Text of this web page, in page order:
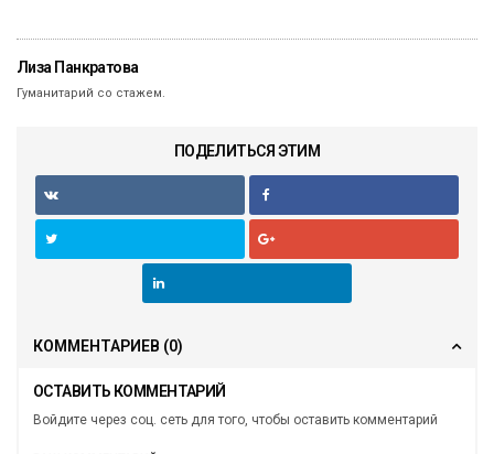
Лиза Панкратова
Гуманитарий со стажем.
ПОДЕЛИТЬСЯ ЭТИМ
КОММЕНТАРИЕВ (0)
ОСТАВИТЬ КОММЕНТАРИЙ
Войдите через соц. сеть для того, чтобы оставить комментарий